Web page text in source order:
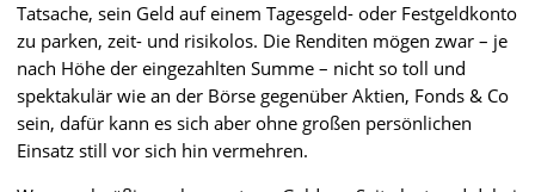
Tatsache, sein Geld auf einem Tagesgeld- oder Festgeldkonto
zu parken, zeit- und risikolos. Die Renditen mögen zwar – je
nach Höhe der eingezahlten Summe – nicht so toll und
spektakulär wie an der Börse gegenüber Aktien, Fonds & Co
sein, dafür kann es sich aber ohne großen persönlichen
Einsatz still vor sich hin vermehren.